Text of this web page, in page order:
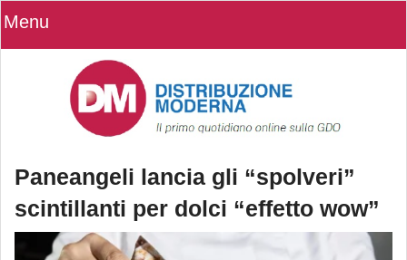
Menu
Paneangeli lancia gli “spolveri”
scintillanti per dolci “effetto wow”